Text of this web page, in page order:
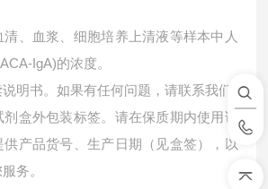
清、血浆、细胞培养上清液等样本中 人
IgA)的浓度。
明书。如果有任何问题，请联系我们
盒外包装标签。请在保质期内使用试
产品货号、生产日期（见盒签），以
务。